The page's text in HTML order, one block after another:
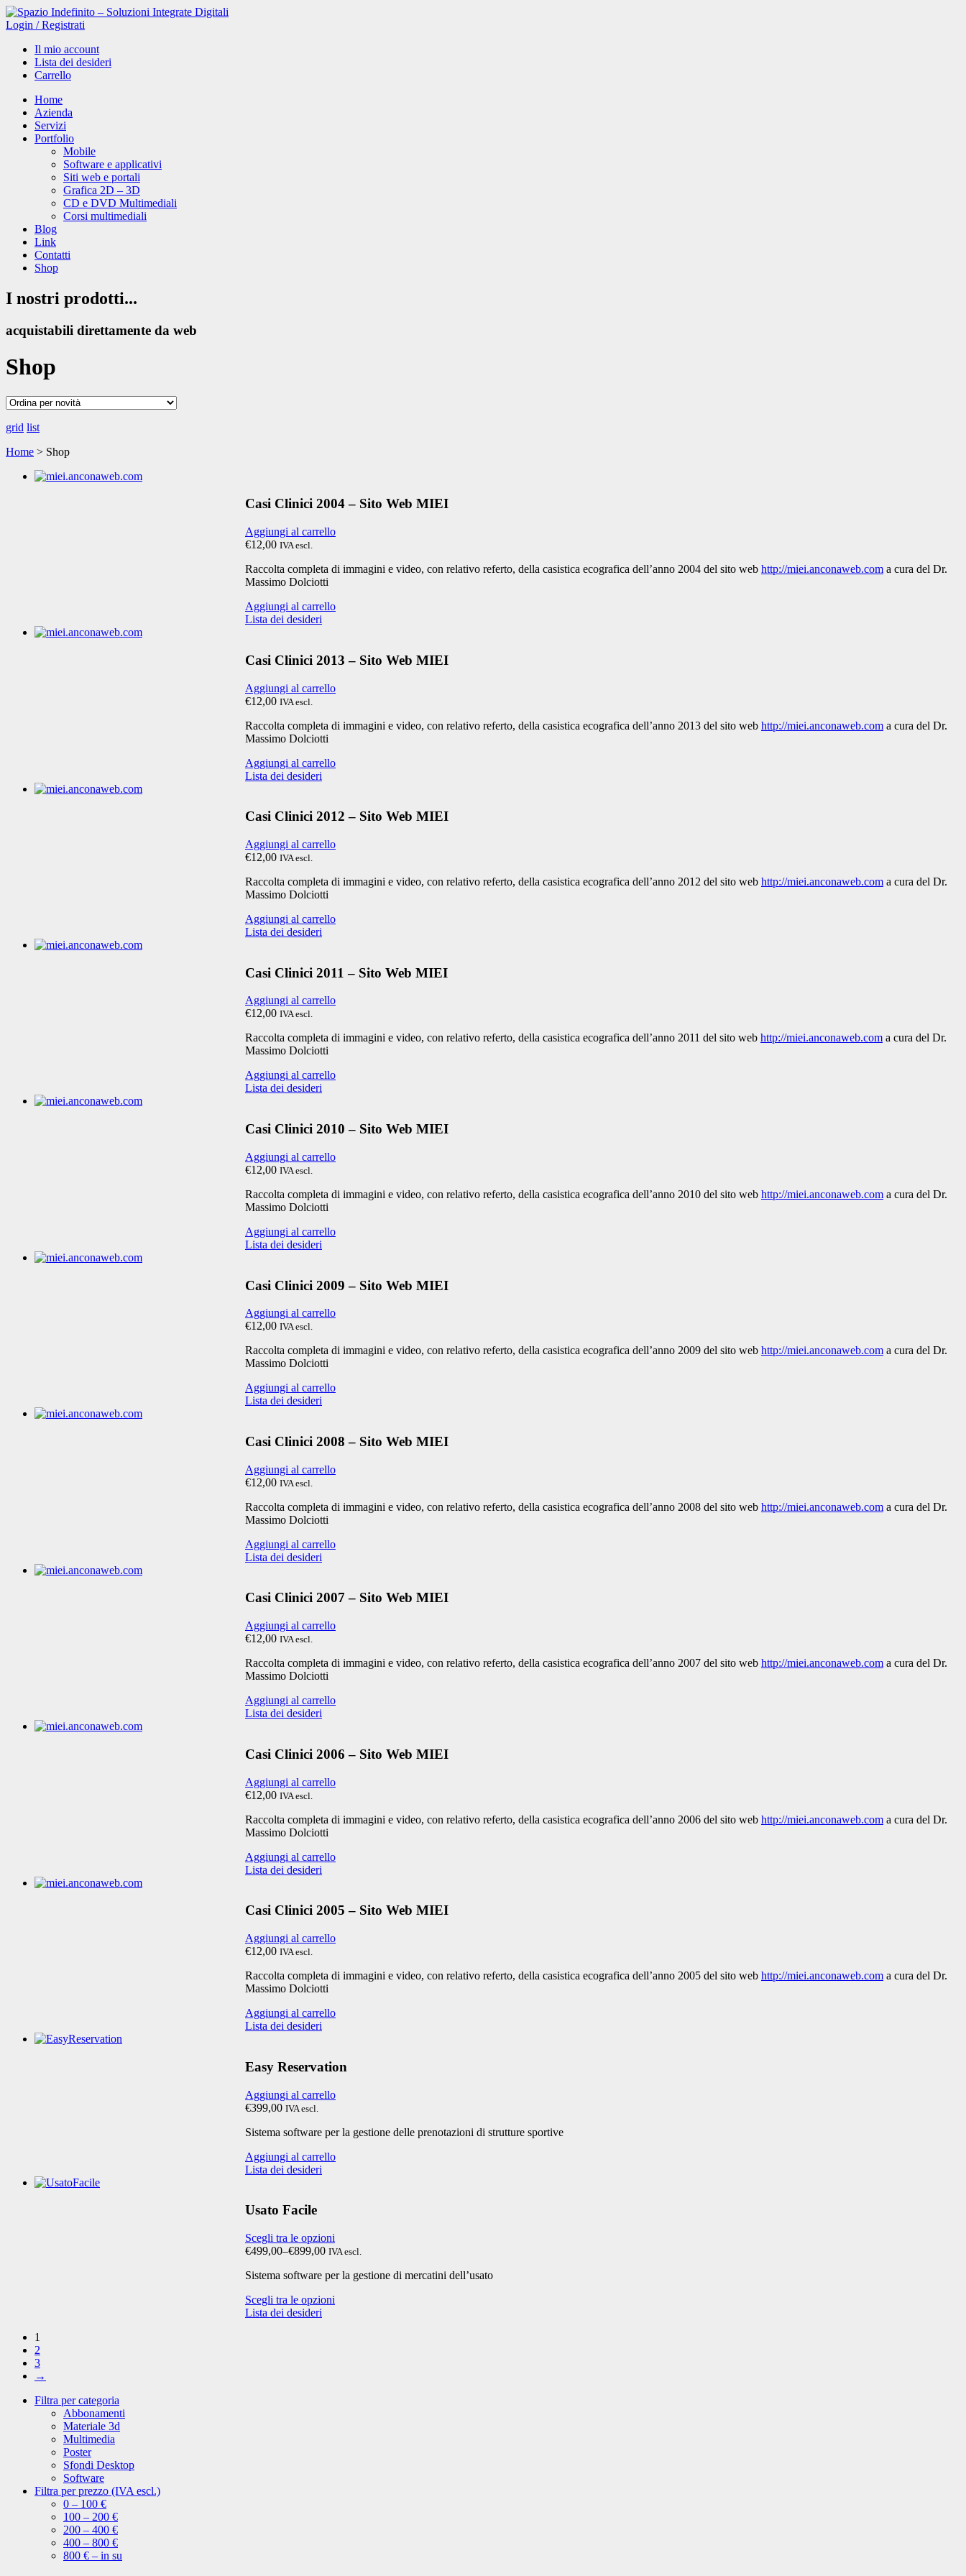
Login /Registrati
Il mio account
Lista dei desideri
Carrello
Home
Azienda
Servizi
Portfolio
Mobile
Software e applicativi
Siti web e portali
Grafica 2D – 3D
CD e DVD Multimediali
Corsi multimediali
Blog
Link
Contatti
Shop
I nostri prodotti...
acquistabili direttamente da web
Shop
grid list
Home > Shop
Casi Clinici 2004 – Sito Web MIEI
Aggiungi al carrello
€12,00 IVA escl.
Raccolta completa di immagini e video, con relativo referto, della casistica ecografica dell’anno 2004 del sito web http://miei.anconaweb.com a cura del Dr.
Massimo Dolciotti
Aggiungi al carrello
Lista dei desideri
Casi Clinici 2013 – Sito Web MIEI
Aggiungi al carrello
€12,00 IVA escl.
Raccolta completa di immagini e video, con relativo referto, della casistica ecografica dell’anno 2013 del sito web http://miei.anconaweb.com a cura del Dr.
Massimo Dolciotti
Aggiungi al carrello
Lista dei desideri
Casi Clinici 2012 – Sito Web MIEI
Aggiungi al carrello
€12,00 IVA escl.
Raccolta completa di immagini e video, con relativo referto, della casistica ecografica dell’anno 2012 del sito web http://miei.anconaweb.com a cura del Dr.
Massimo Dolciotti
Aggiungi al carrello
Lista dei desideri
Casi Clinici 2011 – Sito Web MIEI
Aggiungi al carrello
€12,00 IVA escl.
Raccolta completa di immagini e video, con relativo referto, della casistica ecografica dell’anno 2011 del sito web http://miei.anconaweb.com a cura del Dr.
Massimo Dolciotti
Aggiungi al carrello
Lista dei desideri
Casi Clinici 2010 – Sito Web MIEI
Aggiungi al carrello
€12,00 IVA escl.
Raccolta completa di immagini e video, con relativo referto, della casistica ecografica dell’anno 2010 del sito web http://miei.anconaweb.com a cura del Dr.
Massimo Dolciotti
Aggiungi al carrello
Lista dei desideri
Casi Clinici 2009 – Sito Web MIEI
Aggiungi al carrello
€12,00 IVA escl.
Raccolta completa di immagini e video, con relativo referto, della casistica ecografica dell’anno 2009 del sito web http://miei.anconaweb.com a cura del Dr.
Massimo Dolciotti
Aggiungi al carrello
Lista dei desideri
Casi Clinici 2008 – Sito Web MIEI
Aggiungi al carrello
€12,00 IVA escl.
Raccolta completa di immagini e video, con relativo referto, della casistica ecografica dell’anno 2008 del sito web http://miei.anconaweb.com a cura del Dr.
Massimo Dolciotti
Aggiungi al carrello
Lista dei desideri
Casi Clinici 2007 – Sito Web MIEI
Aggiungi al carrello
€12,00 IVA escl.
Raccolta completa di immagini e video, con relativo referto, della casistica ecografica dell’anno 2007 del sito web http://miei.anconaweb.com a cura del Dr.
Massimo Dolciotti
Aggiungi al carrello
Lista dei desideri
Casi Clinici 2006 – Sito Web MIEI
Aggiungi al carrello
€12,00 IVA escl.
Raccolta completa di immagini e video, con relativo referto, della casistica ecografica dell’anno 2006 del sito web http://miei.anconaweb.com a cura del Dr.
Massimo Dolciotti
Aggiungi al carrello
Lista dei desideri
Casi Clinici 2005 – Sito Web MIEI
Aggiungi al carrello
€12,00 IVA escl.
Raccolta completa di immagini e video, con relativo referto, della casistica ecografica dell’anno 2005 del sito web http://miei.anconaweb.com a cura del Dr.
Massimo Dolciotti
Aggiungi al carrello
Lista dei desideri
Easy Reservation
Aggiungi al carrello
€399,00 IVA escl.
Sistema software per la gestione delle prenotazioni di strutture sportive
Aggiungi al carrello
Lista dei desideri
Usato Facile
Scegli tra le opzioni
€499,00–€899,00 IVA escl.
Sistema software per la gestione di mercatini dell’usato
Scegli tra le opzioni
Lista dei desideri
1
2
3
→
Filtra per categoria
Abbonamenti
Materiale 3d
Multimedia
Poster
Sfondi Desktop
Software
Filtra per prezzo (IVA escl.)
0 – 100 €
100 – 200 €
200 – 400 €
400 – 800 €
800 € – in su